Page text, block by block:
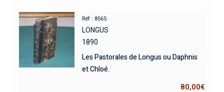
Réf : 8565
LONGUS
1890
Les Pastorales de Longus ou Daphnis
et Chloé.
80,00€